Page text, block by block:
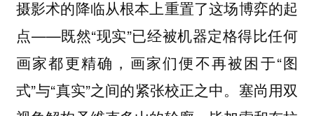
摄影术的降临从根本上重置了这场博弈的起
点——既然“现实”已经被机器定格得比任何
画家都更精确，画家们便不再被困于“图
式”与“真实”之间的紧张校正之中。塞尚用双